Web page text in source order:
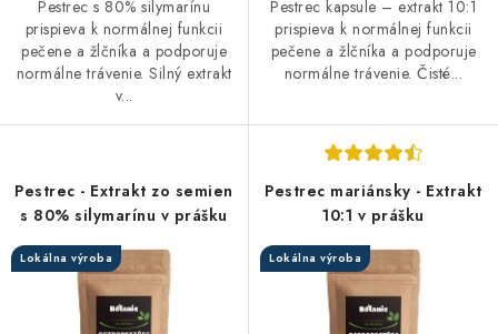
Pestrec s 80% silymarínu
prispieva k normálnej funkcii
pečene a žlčníka a podporuje
normálne trávenie. Silný extrakt
v...
Pestrec kapsule – extrakt 10:1
prispieva k normálnej funkcii
pečene a žlčníka a podporuje
normálne trávenie. Čisté...
Pestrec - Extrakt zo semien
s 80% silymarínu v prášku
Lokálna výroba
Pestrec mariánsky - Extrakt
10:1 v prášku
Lokálna výroba